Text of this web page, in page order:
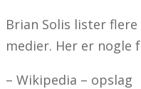
Brian Solis lister
medier. Her er nogle
– Wikipedia – opslag